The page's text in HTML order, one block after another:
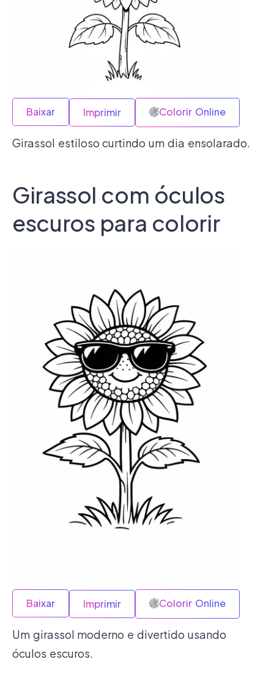
Baixar Imprimir Colorir Online
Girassol estiloso curtindo um dia ensolarado.
Girassol com óculos
escuros para colorir
Baixar Imprimir Colorir Online
Um girassol moderno e divertido usando
óculos escuros.